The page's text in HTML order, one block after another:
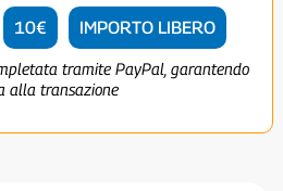
10€ IMPORTO LIBERO
tramite PayPal, garantendo
alla transazione